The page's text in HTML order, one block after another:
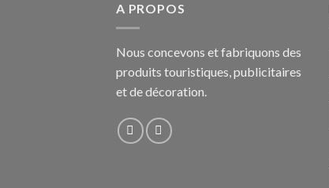
A PROPOS
Nous concevons et fabriquons des
produits touristiques, publicitaires
et de décoration.